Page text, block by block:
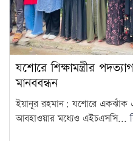
যশোরে শিক্ষামন্ত্রীর
মানববন্ধন
ইয়ানূর রহমান: যশোরে একঝাঁক
আবহাওয়ার মধ্যেও এইচএসসি...